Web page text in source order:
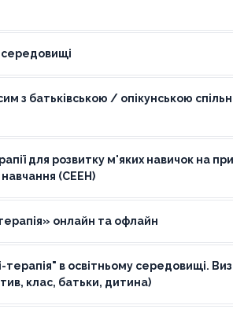
середовищі
з батьківською / опікунською
для розвитку м'яких навичок на
(СЕЕН)
онлайн та офлайн
терапія" в освітньому середовищі.
клас, батьки, дитина)